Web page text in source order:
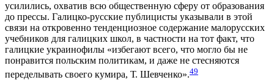
усилились, охватив всю общественную сферу от образования
до прессы. Галицко-русские публицисты указывали в этой
связи на откровенно тенденциозное содержание малорусских
учебников для галицких школ, в частности на тот факт, что
галицкие украинофилы «избегают всего, что могло бы не
понравится польским политикам, и даже не стесняются
переделывать своего кумира, Т. Шевченко».49